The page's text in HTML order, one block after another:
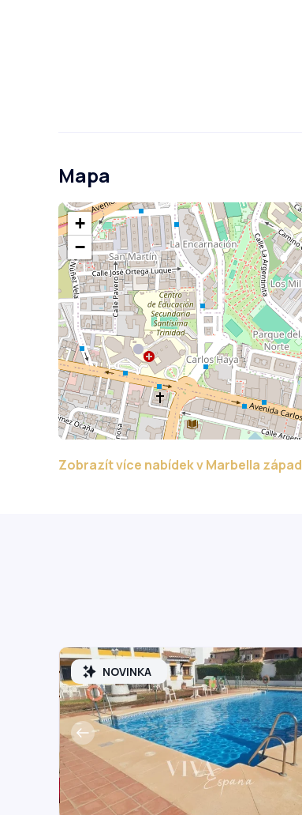
Mapa
+
−
Zobrazít více nabídek v Marbella západ
NOVINKA